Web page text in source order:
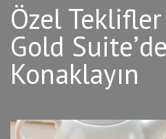
Özel
Gold Suite’de
Konaklayın